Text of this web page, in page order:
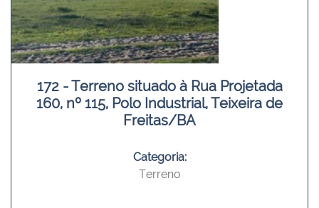
172 - Terreno situado à Rua Projetada
160, nº 115, Polo Industrial, Teixeira de
Freitas/BA
Categoria:
Terreno